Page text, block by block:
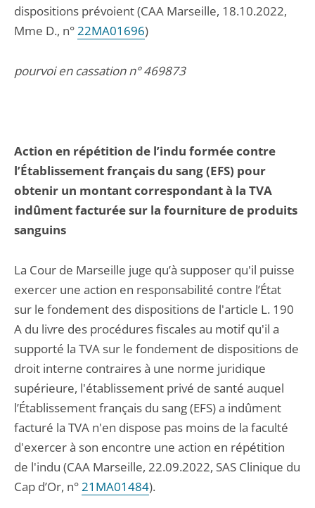
dispositions prévoient (CAA Marseille, 18.10.2022,
Mme D., n°22MA01696)
pourvoi en cassation n° 469873
Action en répétition de l’indu formée contre
l’Établissement français du sang (EFS) pour
obtenir un montant correspondant à la TVA
indûment facturée sur la fourniture de produits
sanguins
La Cour de Marseille juge qu’à supposer qu'il puisse
exercer une action en responsabilité contre l’État
sur le fondement des dispositions de l'article L. 190
A du livre des procédures fiscales au motif qu'il a
supporté la TVA sur le fondement de dispositions de
droit interne contraires à une norme juridique
supérieure, l'établissement privé de santé auquel
l’Établissement français du sang (EFS) a indûment
facturé la TVA n'en dispose pas moins de la faculté
d'exercer à son encontre une action en répétition
de l'indu (CAA Marseille, 22.09.2022, SAS Clinique du
Cap d’Or, n°21MA01484).